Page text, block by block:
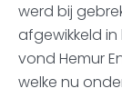
werd bij
afgewikkeld in
vond Hemur
welke nu